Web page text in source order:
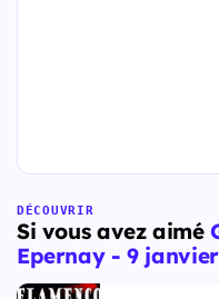
DÉCOUVRIR
Si vous avez aimé
Epernay - 9 janvier